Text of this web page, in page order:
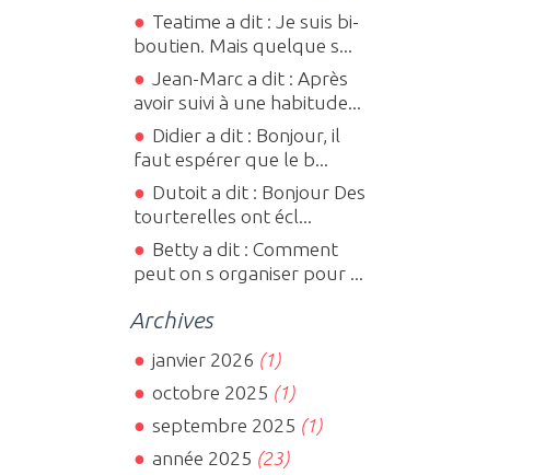
Teatime a dit : Je suis bi-
boutien. Mais quelque s...
Jean-Marc a dit : Après
avoir suivi à une habitude...
Didier a dit : Bonjour, il
faut espérer que le b...
Dutoit a dit : Bonjour Des
tourterelles ont écl...
Betty a dit : Comment
peut on s organiser pour ...
Archives
janvier 2026 (1)
octobre 2025 (1)
septembre 2025 (1)
année 2025 (23)